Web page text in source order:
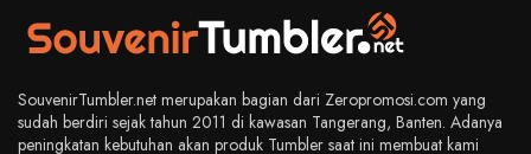
SouvenirTumbler.net merupakan bagian dari Zeropromosi.com yang
sudah berdiri sejak tahun 2011 di kawasan Tangerang, Banten. Adanya
peningkatan kebutuhan akan produk Tumbler saat ini membuat kami